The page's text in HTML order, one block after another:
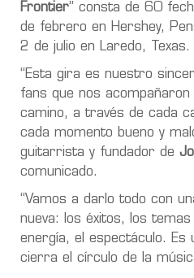
Frontier” consta de 60
de febrero en Hershey,
2 de julio en Laredo, Texas.
“Esta gira es nuestro
fans que nos acompañaron
camino, a través de cada
cada momento bueno y
guitarrista y fundador de
comunicado.
“Vamos a darlo todo con
nueva: los éxitos, los
energía, el espectáculo. Es
cierra el círculo de la